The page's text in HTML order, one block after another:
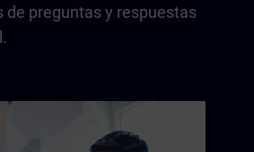
de preguntas y respuestas